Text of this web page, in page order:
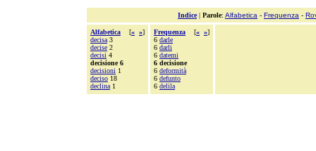
Indice| Parole: Alfabetica - Frequenza -
Alfabetica [« »]
decisa 3
decise 2
decisi 4
decisione 6
decisioni 1
deciso 18
declina 1
Frequenza [« »]
6 darle
6 darli
6 datemi
6 decisione
6 deformità
6 defunto
6 delila